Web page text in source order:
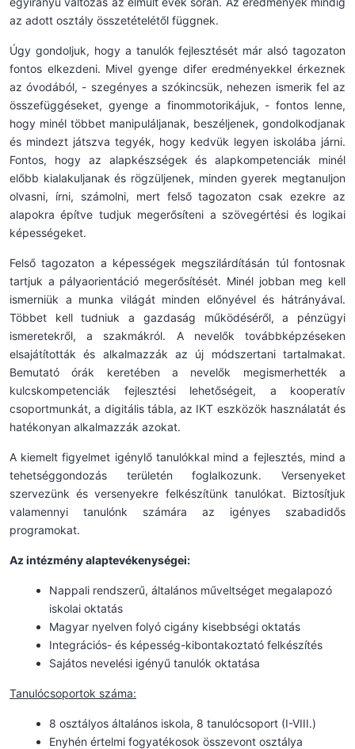
az adott osztály összetételétől függnek.
Úgy gondoljuk, hogy a tanulók fejlesztését már alsó tagozaton
fontos elkezdeni. Mivel gyenge difer eredményekkel érkeznek
az óvodából, - szegényes a szókincsük, nehezen ismerik fel az
összefüggéseket, gyenge a finommotorikájuk, - fontos lenne,
hogy minél többet manipuláljanak, beszéljenek, gondolkodjanak
és mindezt játszva tegyék, hogy kedvük legyen iskolába járni.
Fontos, hogy az alapkészségek és alapkompetenciák minél
előbb kialakuljanak és rögzüljenek, minden gyerek megtanuljon
olvasni, írni, számolni, mert felső tagozaton csak ezekre az
alapokra építve tudjuk megerősíteni a szövegértési és logikai
képességeket.
Felső tagozaton a képességek megszilárdításán túl fontosnak
tartjuk a pályaorientáció megerősítését. Minél jobban meg kell
ismerniük a munka világát minden előnyével és hátrányával.
Többet kell tudniuk a gazdaság működéséről, a pénzügyi
ismeretekről, a szakmákról. A nevelők továbbképzéseken
elsajátították és alkalmazzák az új módszertani tartalmakat.
Bemutató órák keretében a nevelők megismerhették a
kulcskompetenciák fejlesztési lehetőségeit, a kooperatív
csoportmunkát, a digitális tábla, az IKT eszközök használatát és
hatékonyan alkalmazzák azokat.
A kiemelt figyelmet igénylő tanulókkal mind a fejlesztés, mind a
tehetséggondozás területén foglalkozunk. Versenyeket
szervezünk és versenyekre felkészítünk tanulókat. Biztosítjuk
valamennyi tanulónk számára az igényes szabadidős
programokat.
Az intézmény alaptevékenységei:
Nappali rendszerű, általános műveltséget megalapozó
iskolai oktatás
Magyar nyelven folyó cigány kisebbségi oktatás
Integrációs- és képesség-kibontakoztató felkészítés
Sajátos nevelési igényű tanulók oktatása
Tanulócsoportok száma:
8 osztályos általános iskola, 8 tanulócsoport (I-VIII.)
Enyhén értelmi fogyatékosok összevont osztálya